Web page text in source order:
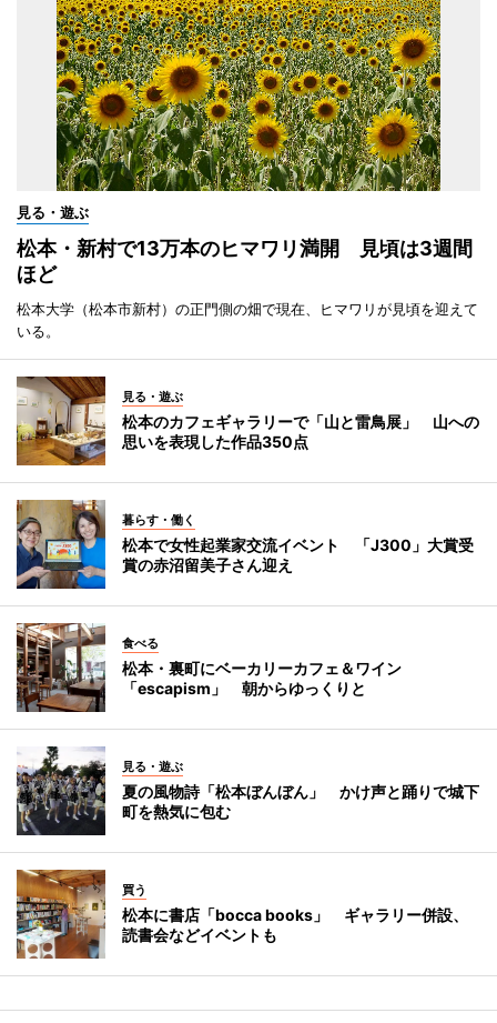
見る・遊ぶ
松本・新村で13万本のヒマワリ満開 見頃は3週間
ほど
松本大学（松本市新村）の正門側の畑で現在、ヒマワリが見頃を迎えて
いる。
見る・遊ぶ
松本のカフェギャラリーで「山と雷鳥展」 山への
思いを表現した作品350点
暮らす・働く
松本で女性起業家交流イベント 「J300」大賞受
賞の赤沼留美子さん迎え
食べる
松本・裏町にベーカリーカフェ＆ワイン
「escapism」 朝からゆっくりと
見る・遊ぶ
夏の風物詩「松本ぼんぼん」 かけ声と踊りで城下
町を熱気に包む
買う
松本に書店「bocca books」 ギャラリー併設、
読書会などイベントも